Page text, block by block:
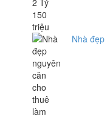
Nhà